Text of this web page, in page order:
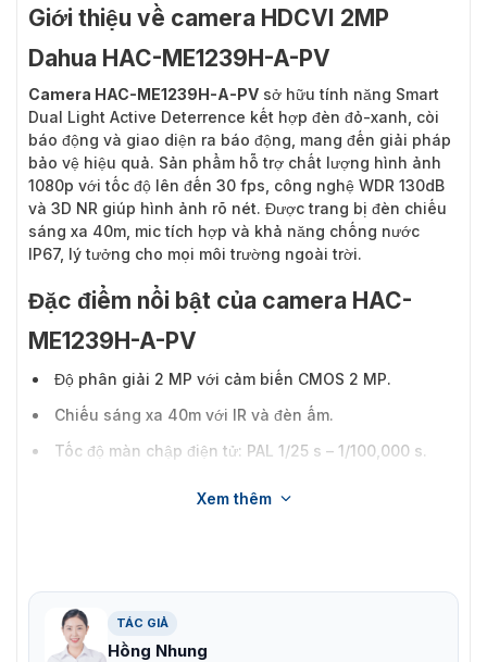
Giới thiệu về camera HDCVI 2MP
Dahua HAC-ME1239H-A-PV
Camera HAC-ME1239H-A-PV sở hữu tính năng Smart
Dual Light Active Deterrence kết hợp đèn đỏ-xanh, còi
báo động và giao diện ra báo động, mang đến giải pháp
bảo vệ hiệu quả. Sản phẩm hỗ trợ chất lượng hình ảnh
1080p với tốc độ lên đến 30 fps, công nghệ WDR 130dB
và 3D NR giúp hình ảnh rõ nét. Được trang bị đèn chiếu
sáng xa 40m, mic tích hợp và khả năng chống nước
IP67, lý tưởng cho mọi môi trường ngoài trời.
Đặc điểm nổi bật của camera HAC-
ME1239H-A-PV
Độ phân giải 2 MP với cảm biến CMOS 2 MP.
Chiếu sáng xa 40m với IR và đèn ấm.
Tốc độ màn chập điện tử: PAL 1/25 s – 1/100,000 s.
Chống nước IP67 và chứng nhận CE, FCC, UL.
Xem thêm
TÁC GIẢ
Hồng Nhung